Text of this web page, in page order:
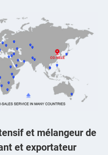
et mélangeur de
et exportateur